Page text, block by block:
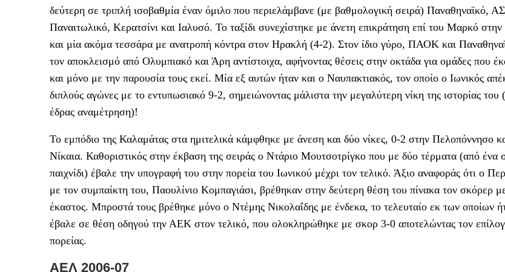
δεύτερη σε τριπλή ισοβαθμία έναν όμιλο που περιελάμβανε (με βαθμολογική σειρά) Παναθηναϊκό,
Παναιτωλικό, Κερατσίνι και Ιαλυσό. Το ταξίδι συνεχίστηκε με άνετη επικράτηση επί του Μαρκό
και μία ακόμα τεσσάρα με ανατροπή κόντρα στον Ηρακλή (4-2). Στον ίδιο γύρο, ΠΑΟΚ και
τον αποκλεισμό από Ολυμπιακό και Άρη αντίστοιχα, αφήνοντας θέσεις στην οκτάδα για ομάδες που
και μόνο με την παρουσία τους εκεί. Μία εξ αυτών ήταν και ο Ναυπακτιακός, τον οποίο ο Ιωνικός
διπλούς αγώνες με το εντυπωσιακό 9-2, σημειώνοντας μάλιστα την μεγαλύτερη νίκη της ιστορίας του
έδρας αναμέτρηση)!
Το εμπόδιο της Καλαμάτας στα ημιτελικά κάμφθηκε με άνεση και δύο νίκες, 0-2 στην Πελοπόννησο
Νίκαια. Καθοριστικός στην έκβαση της σειράς ο Ντάριο Μουτσοτρίγκο που με δύο τέρματα (από ένα
παιχνίδι) έβαλε την υπογραφή του στην πορεία του Ιωνικού μέχρι τον τελικό. Άξιο αναφοράς ότι ο
με τον συμπαίκτη του, Παουλίνιο Κομπαγιάσι, βρέθηκαν στην δεύτερη θέση του πίνακα τον σκόρερ
έκαστος. Μπροστά τους βρέθηκε μόνο ο Ντέμης Νικολαΐδης με ένδεκα, το τελευταίο εκ των οποίων
έβαλε σε θέση οδηγού την ΑΕΚ στον τελικό, που ολοκληρώθηκε με σκορ 3-0 αποτελώντας τον
πορείας.
ΑΕΛ 2006-07